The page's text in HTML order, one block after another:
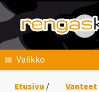
Skip
content
Valikko
Etusivu / Vanteet